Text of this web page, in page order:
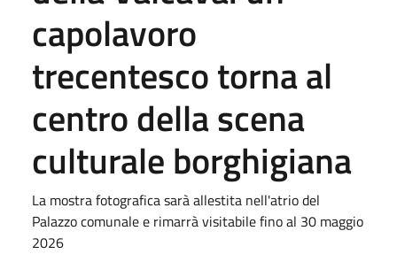
capolavoro
trecentesco torna al
centro della scena
culturale borghigiana
La mostra fotografica sarà allestita nell'atrio del
Palazzo comunale e rimarrà visitabile fino al 30 maggio
2026